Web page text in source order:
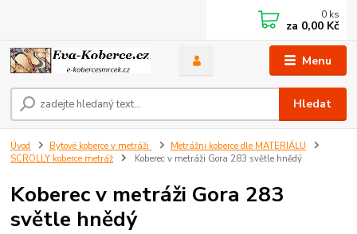
Menu
Hledat
0 ks
za 0,00 Kč
Úvod Bytové koberce v metráži
Metrážni koberce dle MATERIÁLU
SCROLLY koberce metráž
Koberec v metráži Gora 283 světle hnědý
Koberec v metráži Gora 283
světle hnědý